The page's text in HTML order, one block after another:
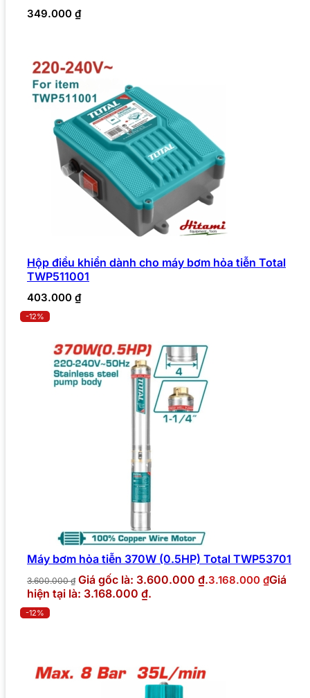
349.000 ₫
Hộp điều khiển dành cho máy bơm hỏa tiễn Total
TWP511001
403.000 ₫
-12%
Máy bơm hỏa tiễn 370W (0.5HP) Total TWP53701
3.600.000₫ Giá gốc là: 3.600.000 ₫.3.168.000 ₫Giá
hiện tại là: 3.168.000 ₫.
-12%